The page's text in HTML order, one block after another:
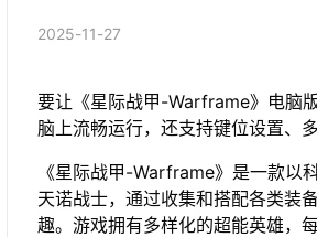
2025-11-27
要让《星际战甲-Warframe》电脑
脑上流畅运行，还支持键位设置、
《星际战甲-Warframe》是一款以
天诺战士，通过收集和搭配各类装
趣。游戏拥有多样化的超能英雄，